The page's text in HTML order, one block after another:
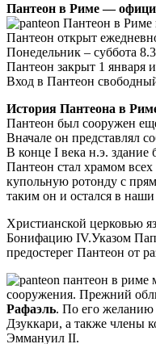
Пантеон в Риме —
Пантеон открыт
Понедельник – суббота
Пантеон закрыт 1 января
Вход в Пантеон
История Пантеона в
Пантеон был сооружен
Вначале он представлял
В конце I века н.э. здание
Пантеон стал храмом
купольную ротонду с
таким он и остался в
Христианской церковью
Бонифацию IV.Указом
предостерег Пантеон от
сооружения. Прежний
Рафаэль. По его желанию
Дзуккари, а также члены
Эммануил II.